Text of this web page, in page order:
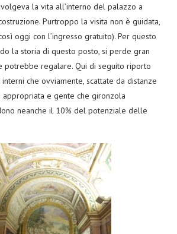
la vita all’interno del palazzo a
Purtroppo la visita non è guidata,
oggi con l’ingresso gratuito). Per questo
la storia di questo posto, si perde gran
potrebbe regalare. Qui di seguito riporto
che ovviamente, scattate da distanze
e gente che gironzola
neanche il 10% del potenziale delle